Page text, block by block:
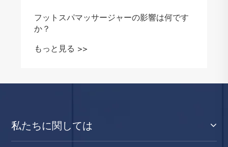
フットスパマッサージャーの影響は何です
か？
もっと見る >>
私たちに関しては